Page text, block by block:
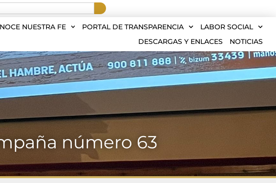
NUESTRA FE PORTAL DE TRANSPARENCIA
LABOR SOCIAL
DESCARGAS Y ENLACES
NOTICIAS
número 63